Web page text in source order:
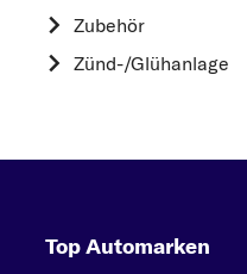
Zubehör
Zünd-/Glühanlage
Top Automarken